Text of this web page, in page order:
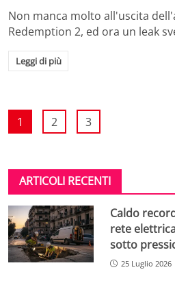
Non manca molto all'uscita
Redemption 2, ed ora un leak
Leggi di più
1 2 3
ARTICOLI RECENTI
Caldo
rete
sotto
25 Luglio 2026